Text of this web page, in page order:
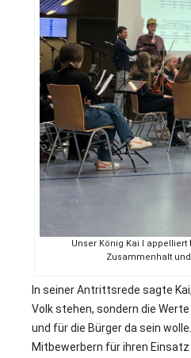
Unser König Kai I
Zusammenhalt
In seiner Antrittsrede sagte
Volk stehen, sondern die
und für die Bürger da sein
Mitbewerbern für ihren